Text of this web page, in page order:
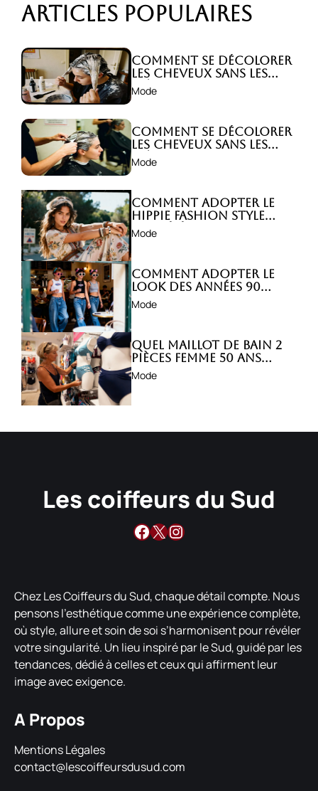
Articles populaires
Comment se décolorer
les cheveux sans les
abîmer ?
Mode
Comment se décolorer
les cheveux sans les
abîmer ?
Mode
Comment adopter le
hippie fashion style
avec élégance ?
Mode
Comment adopter le
look des années 90
avec style ?
Mode
Quel maillot de bain 2
pièces femme 50 ans
choisir ?
Mode
Les coiffeurs du Sud
Facebook
X Instagram
Chez Les Coiffeurs du Sud, chaque détail compte. Nous
pensons l’esthétique comme une expérience complète,
où style, allure et soin de soi s’harmonisent pour révéler
votre singularité. Un lieu inspiré par le Sud, guidé par les
tendances, dédié à celles et ceux qui affirment leur
image avec exigence.
A Propos
Mentions Légales
contact@lescoiffeursdusud.com